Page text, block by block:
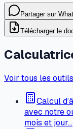
Partager sur
Télécharger le
Voir tous les
Calcul
avec notre
mois et jour…